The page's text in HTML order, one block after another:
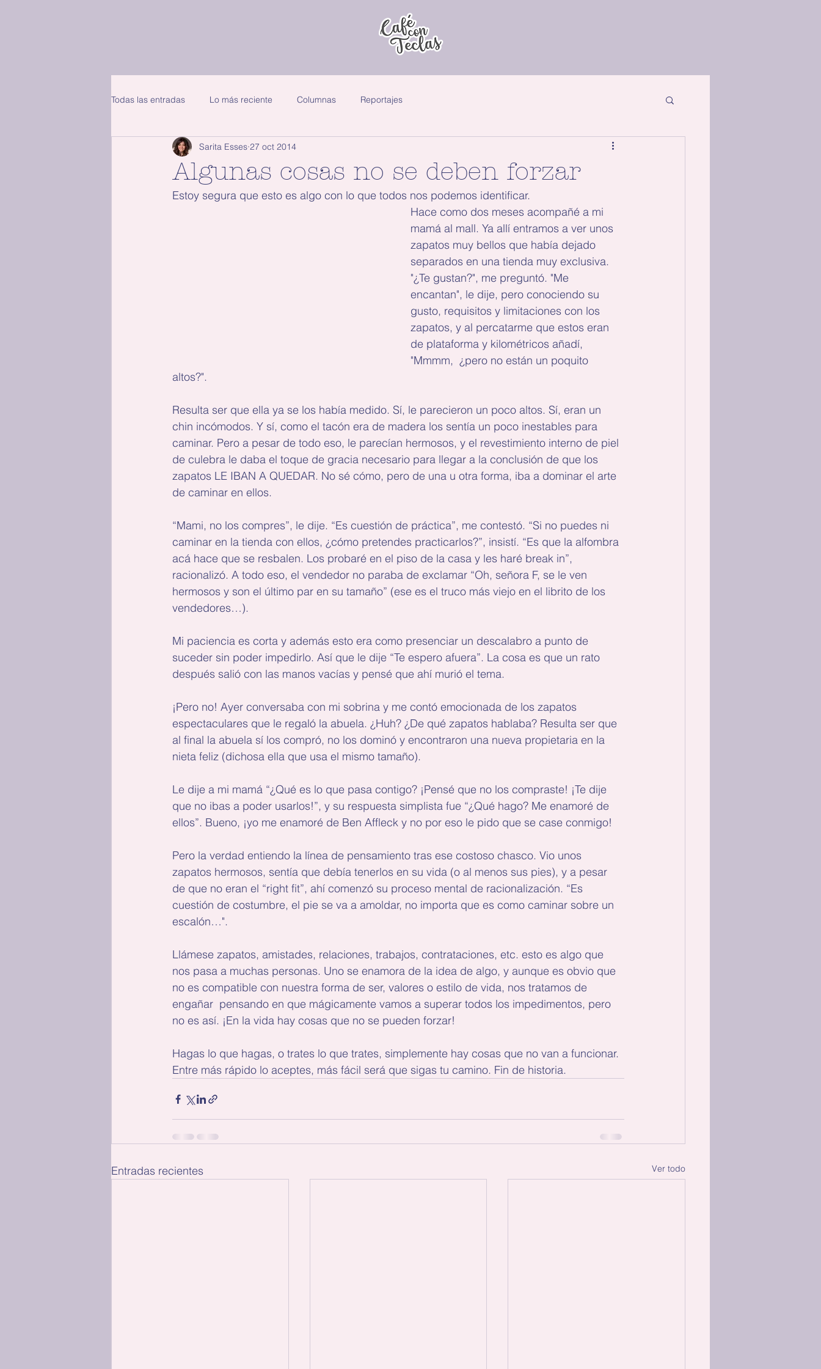
Todas las entradas Lo más reciente Columnas Reportajes
Algunas cosas no se deben forzar
Sarita Esses 27 oct 2014
Estoy segura que esto es algo con lo que todos nos podemos identificar.
Hace como dos meses acompañé a mi
mamá al mall. Ya allí entramos a ver unos
zapatos muy bellos que había dejado
separados en una tienda muy exclusiva.
"¿Te gustan?", me preguntó. "Me
encantan", le dije, pero conociendo su
gusto, requisitos y limitaciones con los
zapatos, y al percatarme que estos eran
de plataforma y kilométricos añadí,
"Mmmm,  ¿pero no están un poquito
altos?".
Resulta ser que ella ya se los había medido. Sí, le parecieron un poco altos. Sí, eran un
chin incómodos. Y sí, como el tacón era de madera los sentía un poco inestables para
caminar. Pero a pesar de todo eso, le parecían hermosos, y el revestimiento interno de piel
de culebra le daba el toque de gracia necesario para llegar a la conclusión de que los
zapatos LE IBAN A QUEDAR. No sé cómo, pero de una u otra forma, iba a dominar el arte
de caminar en ellos.
“Mami, no los compres”, le dije. “Es cuestión de práctica”, me contestó. “Si no puedes ni
caminar en la tienda con ellos, ¿cómo pretendes practicarlos?”, insistí. “Es que la alfombra
acá hace que se resbalen. Los probaré en el piso de la casa y les haré break in”,
racionalizó. A todo eso, el vendedor no paraba de exclamar “Oh, señora F, se le ven
hermosos y son el último par en su tamaño” (ese es el truco más viejo en el librito de los
vendedores…).
Mi paciencia es corta y además esto era como presenciar un descalabro a punto de
suceder sin poder impedirlo. Así que le dije “Te espero afuera”. La cosa es que un rato
después salió con las manos vacías y pensé que ahí murió el tema.
¡Pero no! Ayer conversaba con mi sobrina y me contó emocionada de los zapatos
espectaculares que le regaló la abuela. ¿Huh? ¿De qué zapatos hablaba? Resulta ser que
al final la abuela sí los compró, no los dominó y encontraron una nueva propietaria en la
nieta feliz (dichosa ella que usa el mismo tamaño).
Le dije a mi mamá “¿Qué es lo que pasa contigo? ¡Pensé que no los compraste! ¡Te dije
que no ibas a poder usarlos!”, y su respuesta simplista fue “¿Qué hago? Me enamoré de
ellos”. Bueno, ¡yo me enamoré de Ben Affleck y no por eso le pido que se case conmigo!
Pero la verdad entiendo la línea de pensamiento tras ese costoso chasco. Vio unos
zapatos hermosos, sentía que debía tenerlos en su vida (o al menos sus pies), y a pesar
de que no eran el “right fit”, ahí comenzó su proceso mental de racionalización. “Es
cuestión de costumbre, el pie se va a amoldar, no importa que es como caminar sobre un
escalón…".
Llámese zapatos, amistades, relaciones, trabajos, contrataciones, etc. esto es algo que
nos pasa a muchas personas. Uno se enamora de la idea de algo, y aunque es obvio que
no es compatible con nuestra forma de ser, valores o estilo de vida, nos tratamos de
engañar  pensando en que mágicamente vamos a superar todos los impedimentos, pero
no es así. ¡En la vida hay cosas que no se pueden forzar!
Hagas lo que hagas, o trates lo que trates, simplemente hay cosas que no van a funcionar.
Entre más rápido lo aceptes, más fácil será que sigas tu camino. Fin de historia.
Entradas recientes Ver todo